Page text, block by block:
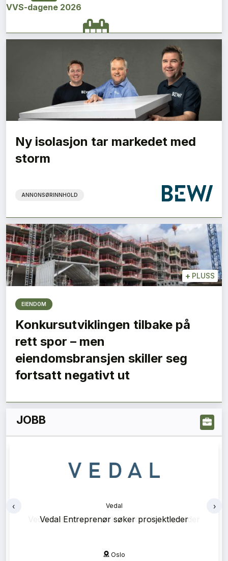
VVS-dagene 2026
Norges bygg- og eiendomskonferanse 2026
Vi Bygger Vestland 2026
Byggenæringens Klimakonferanse 2026
Ny isolasjon tar markedet med
storm
ANNONSØRINNHOLD
+ PLUSS
EIENDOM
Konkursutviklingen tilbake på
rett spor – men
eiendomsbransjen skiller seg
fortsatt negativt ut
JOBB
Vedal
Vedal Entreprenør søker prosjektleder
Oslo
‹ ›